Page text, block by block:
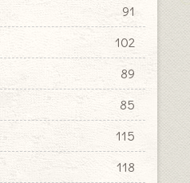
91
102
89
85
115
118